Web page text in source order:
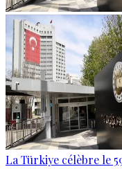
La Türkiye célèbre le